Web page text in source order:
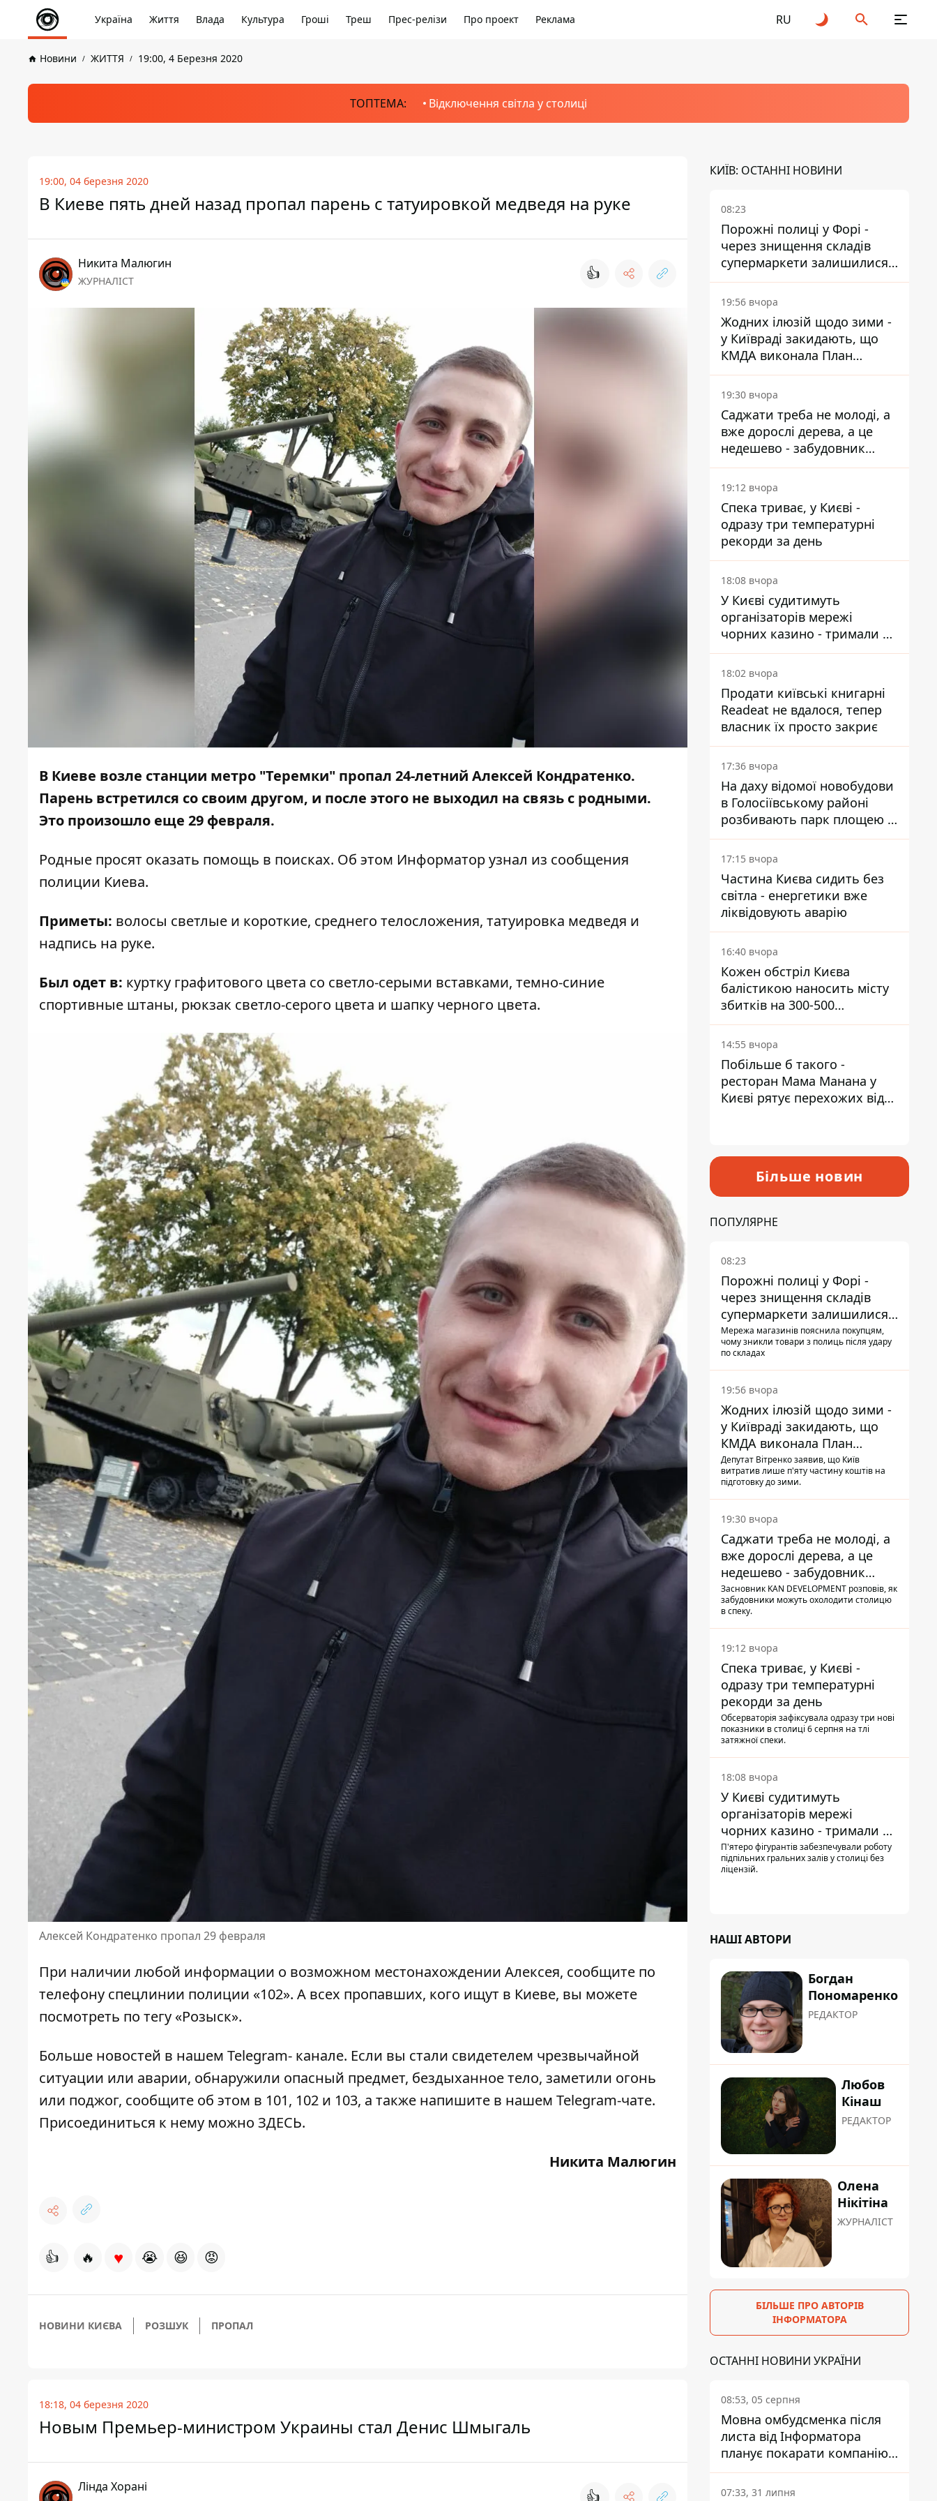
Україна Життя Влада Культура Гроші Треш Прес-релізи Про проект Реклама RU
Новини ЖИТТЯ 19:00, 4 Березня 2020
ТОПТЕМА: Відключення світла у столиці
19:00, 04 березня 2020
В Киеве пять дней назад пропал парень с татуировкой медведя на руке
Никита Малюгин
ЖУРНАЛІСТ 👍
В Киеве возле станции метро "Теремки" пропал 24-летний Алексей Кондратенко.
Парень встретился со своим другом, и после этого не выходил на связь с родными.
Это произошло еще 29 февраля.
Родные просят оказать помощь в поисках. Об этом Информаторузнал из сообщения
полиции Киева.
Приметы: волосы светлые и короткие, среднего телосложения, татуировка медведя и
надпись на руке.
Был одет в: куртку графитового цвета со светло-серыми вставками, темно-синие
спортивные штаны, рюкзак светло-серого цвета и шапку черного цвета.
Алексей Кондратенко пропал 29 февраля
При наличии любой информации о возможном местонахождении Алексея, сообщите по
телефону спецлинии полиции «102». А всех пропавших, кого ищут в Киеве, вы можете
посмотреть по тегу«Розыск».
Больше новостей в нашем Telegram- канале. Если вы стали свидетелем чрезвычайной
ситуации или аварии, обнаружили опасный предмет, бездыханное тело, заметили огонь
или поджог, сообщите об этом в 101, 102 и 103, а также напишите в нашем Telegram-чате.
Присоединиться к нему можно ЗДЕСЬ.
Никита Малюгин
👍 🔥 ♥ 😭 😆 😡
НОВИНИ КИЄВА РОЗШУК ПРОПАЛ
18:18, 04 березня 2020
Новым Премьер-министром Украины стал Денис Шмыгаль
Лінда Хорані
👍
КИЇВ: ОСТАННІ НОВИНИ
08:23
Порожні полиці у Форі -
через знищення складів
супермаркети залишилися
без асортименту
19:56 вчора
Жодних ілюзій щодо зими -
у Київраді закидають, що
КМДА виконала План
стійкості на 20%
19:30 вчора
Саджати треба не молоді, а
вже дорослі дерева, а це
недешево - забудовник
Ніконов
19:12 вчора
Спека триває, у Києві -
одразу три температурні
рекорди за день
18:08 вчора
У Києві судитимуть
організаторів мережі
чорних казино - тримали 39
закладів
18:02 вчора
Продати київські книгарні
Readeat не вдалося, тепер
власник їх просто закриє
17:36 вчора
На даху відомої новобудови
в Голосіївському районі
розбивають парк площею в
гектар
17:15 вчора
Частина Києва сидить без
світла - енергетики вже
ліквідовують аварію
16:40 вчора
Кожен обстріл Києва
балістикою наносить місту
збитків на 300-500
мільйонів - Петро
Пантелеєв
14:55 вчора
Побільше б такого -
ресторан Мама Манана у
Києві рятує перехожих від
Більше новин
ПОПУЛЯРНЕ
08:23
Порожні полиці у Форі -
через знищення складів
супермаркети залишилися
без асортименту
Мережа магазинів пояснила покупцям,
чому зникли товари з полиць після удару
по складах
19:56 вчора
Жодних ілюзій щодо зими -
у Київраді закидають, що
КМДА виконала План
стійкості на 20%
Депутат Вітренко заявив, що Київ
витратив лише п'яту частину коштів на
підготовку до зими.
19:30 вчора
Саджати треба не молоді, а
вже дорослі дерева, а це
недешево - забудовник
Ніконов
Засновник KAN DEVELOPMENT розповів, як
забудовники можуть охолодити столицю
в спеку.
19:12 вчора
Спека триває, у Києві -
одразу три температурні
рекорди за день
Обсерваторія зафіксувала одразу три нові
показники в столиці 6 серпня на тлі
затяжної спеки.
18:08 вчора
У Києві судитимуть
організаторів мережі
чорних казино - тримали 39
закладів
П'ятеро фігурантів забезпечували роботу
підпільних гральних залів у столиці без
ліцензій.
НАШІ АВТОРИ
Богдан
Пономаренко
РЕДАКТОР
Любов
Кінаш
РЕДАКТОР
Олена
Нікітіна
ЖУРНАЛІСТ
БІЛЬШЕ ПРО АВТОРІВ
ІНФОРМАТОРА
ОСТАННІ НОВИНИ УКРАЇНИ
08:53, 05 серпня
Мовна омбудсменка після
листа від Інформатора
планує покарати компанію-
підрядника ПриватБанку
07:33, 31 липня